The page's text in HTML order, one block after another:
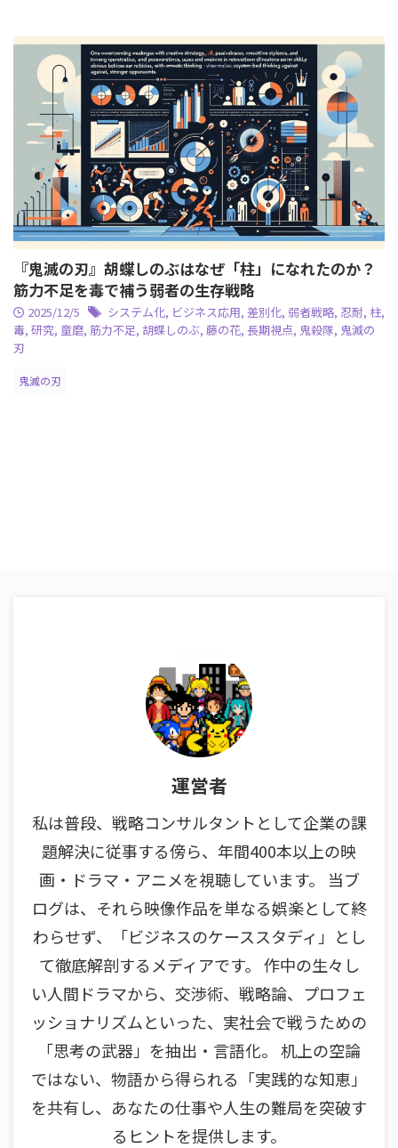
『鬼滅の刃』胡蝶しのぶはなぜ「柱」になれたのか？
筋力不足を毒で補う弱者の生存戦略
2025/12/5 システム化, ビジネス応用, 差別化, 弱者戦略, 忍耐, 柱,
毒, 研究, 童磨, 筋力不足, 胡蝶しのぶ, 藤の花, 長期視点, 鬼殺隊, 鬼滅の
刃
鬼滅の刃
運営者
私は普段、戦略コンサルタントとして企業の課
題解決に従事する傍ら、年間400本以上の映
画・ドラマ・アニメを視聴しています。 当ブ
ログは、それら映像作品を単なる娯楽として終
わらせず、「ビジネスのケーススタディ」とし
て徹底解剖するメディアです。 作中の生々し
い人間ドラマから、交渉術、戦略論、プロフェ
ッショナリズムといった、実社会で戦うための
「思考の武器」を抽出・言語化。 机上の空論
ではない、物語から得られる「実践的な知恵」
を共有し、あなたの仕事や人生の難局を突破す
るヒントを提供します。